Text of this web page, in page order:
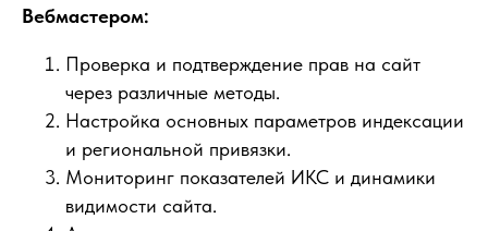
Вебмастером:
Проверка и подтверждение прав на сайт
через различные методы.
Настройка основных параметров индексации
и региональной привязки.
Мониторинг показателей ИКС и динамики
видимости сайта.